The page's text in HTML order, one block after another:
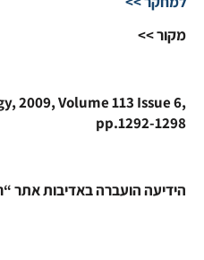
מקור >>
2009, Volume 113 Issue 6,
pp.1292-1298
הידיעה הועברה באדיבות אתר